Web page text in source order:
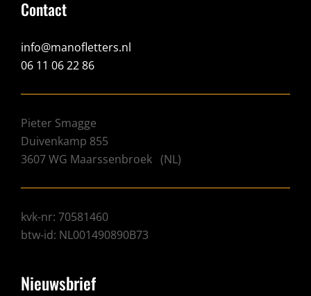
Contact
info@manofletters.nl
06 11 06 22 86
Pieter Smagge
Duivenkamp 855
3607 WG Maarssenbroek (NL)
kvk-nr: 70581460
btw-id: NL001490890B73
Nieuwsbrief